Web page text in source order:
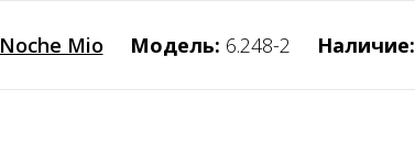
Noche Mio Модель: 6.248-2 Наличие: